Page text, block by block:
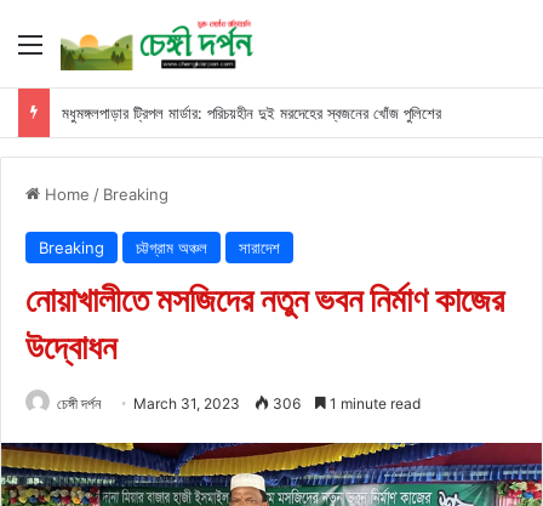
Menu
মধুমঙ্গলপাড়ার ট্রিপল মার্ডার: পরিচয়হীন দুই মরদেহের স্বজনের খোঁজ পুলিশের
Home / Breaking
Breaking চট্টগ্রাম অঞ্চল সারাদেশ
নোয়াখালীতে মসজিদের নতুন ভবন নির্মাণ কাজের
উদ্বোধন
চেঙ্গী দর্পন March 31, 2023 306 1 minute read